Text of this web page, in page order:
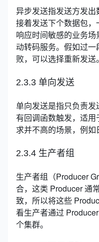
异步发送指发送方发出
接着发送下个数据包
响应时间敏感的业务
动转码服务。假如过
败，可以选择重新发送。
2.3.3 单向发送
单向发送是指只负责
有回调函数触发，适
求并不高的场景，例如
2.3.4 生产者组
生产者组（Producer
合，这类 Producer 通
致，所以将这些
看生产者通过
个集群。